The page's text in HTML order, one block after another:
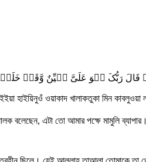
قَالَ رَبُّکَ ہُوَ عَلَیَّ ہَیِّنٌ وَّقَدۡ
হাইয়িনুওঁ ওয়াকাদ খালাকতুকা মিন
বলেছেন, এটা তো আমার পক্ষে মামুলি